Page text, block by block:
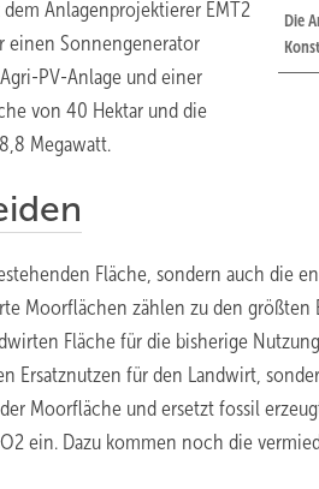
Die
Anlagenprojektierer EMT2
einen Sonnengenerator
PV-Anlage und einer
von 40 Hektar und die
Megawatt.
Fläche, sondern auch die
Moorflächen zählen zu den größten
Fläche für die bisherige
Ersatznutzen für den Landwirt,
Moorfläche und ersetzt fossil
ein. Dazu kommen noch die